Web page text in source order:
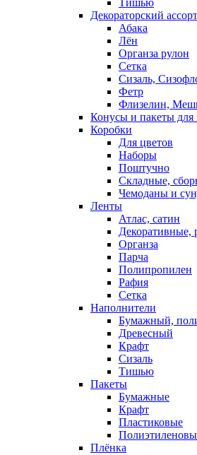
Тишью
Декораторский
Абака
Лён
Органза рулон
Сетка
Сизаль,
Фетр
Флизелин,
Конусы и пакеты для
Коробки
Для цветов
Наборы
Поштучно
Складные,
Чемоданы и
Ленты
Атлас, сатин
Декоративные,
Органза
Парча
Полипропилен
Рафия
Сетка
Наполнители
Бумажный,
Древесный
Крафт
Сизаль
Тишью
Пакеты
Бумажные
Крафт
Пластиковые
Плёнка